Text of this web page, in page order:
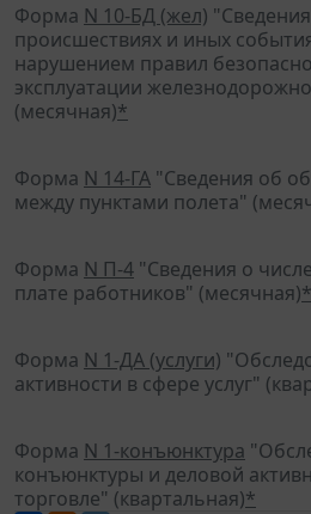
Форма N 10-БД (жел)
происшествиях и иных
нарушением правил
эксплуатации
(месячная)*
Форма N 14-ГА "Сведения об
между пунктами полета"
Форма N П-4 "Сведения о
плате работников" (месячная)*
Форма N 1-ДА (услуги)
активности в сфере услуг"
Форма N 1-конъюнктура
конъюнктуры и деловой
торговле" (квартальная)*